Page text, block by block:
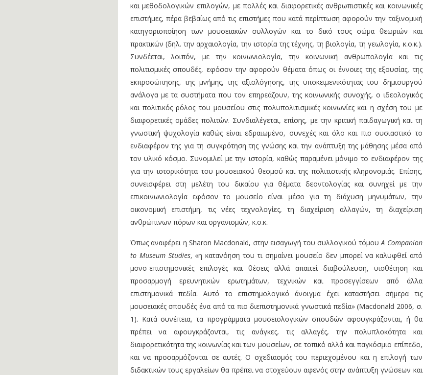
και μεθοδολογικών επιλογών, με πολλές και διαφορετικές ανθρωπιστικές και κοινωνικές
επιστήμες, πέρα βεβαίως από τις επιστήμες που κατά περίπτωση αφορούν την ταξινομική
κατηγοριοποίηση των μουσειακών συλλογών και το δικό τους σώμα θεωριών και
πρακτικών (δηλ. την αρχαιολογία, την ιστορία της τέχνης, τη βιολογία, τη γεωλογία, κ.ο.κ.).
Συνδέεται, λοιπόν, με την κοινωνιολογία, την κοινωνική ανθρωπολογία και τις
πολιτισμικές σπουδές, εφόσον την αφορούν θέματα όπως οι έννοιες της εξουσίας, της
εκπροσώπησης, της μνήμης, της αξιολόγησης, της υποκειμενικότητας του δημιουργού
ανάλογα με τα συστήματα που τον επηρεάζουν, της κοινωνικής συνοχής, ο ιδεολογικός
και πολιτικός ρόλος του μουσείου στις πολυπολιτισμικές κοινωνίες και η σχέση του με
διαφορετικές ομάδες πολιτών. Συνδιαλέγεται, επίσης, με την κριτική παιδαγωγική και τη
γνωστική ψυχολογία καθώς είναι εδραιωμένο, συνεχές και όλο και πιο ουσιαστικό το
ενδιαφέρον της για τη συγκρότηση της γνώσης και την ανάπτυξη της μάθησης μέσα από
τον υλικό κόσμο. Συνομιλεί με την ιστορία, καθώς παραμένει μόνιμο το ενδιαφέρον της
για την ιστορικότητα του μουσειακού θεσμού και της πολιτιστικής κληρονομιάς. Επίσης,
συνεισφέρει στη μελέτη του δικαίου για θέματα δεοντολογίας και συνηχεί με την
επικοινωνιολογία εφόσον το μουσείο είναι μέσο για τη διάχυση μηνυμάτων, την
οικονομική επιστήμη, τις νέες τεχνολογίες, τη διαχείριση αλλαγών, τη διαχείριση
ανθρώπινων πόρων και οργανισμών, κ.ο.κ.
Όπως αναφέρει η Sharon Macdonald, στην εισαγωγή του συλλογικού τόμουA Companion
to Museum Studies, «η κατανόηση του τι σημαίνει μουσείο δεν μπορεί να καλυφθεί από
μονο-επιστημονικές επιλογές και θέσεις αλλά απαιτεί διαβούλευση, υιοθέτηση και
προσαρμογή ερευνητικών ερωτημάτων, τεχνικών και προσεγγίσεων από άλλα
επιστημονικά πεδία. Αυτό το επιστημολογικό άνοιγμα έχει καταστήσει σήμερα τις
μουσειακές σπουδές ένα από τα πιο διεπιστημονικά γνωστικά πεδία» (Macdonald 2006, σ.
1). Κατά συνέπεια, τα προγράμματα μουσειολογικών σπουδών αφουγκράζονται, ή θα
πρέπει να αφουγκράζονται, τις ανάγκες, τις αλλαγές, την πολυπλοκότητα και
διαφορετικότητα της κοινωνίας και των μουσείων, σε τοπικό αλλά και παγκόσμιο επίπεδο,
και να προσαρμόζονται σε αυτές. Ο σχεδιασμός του περιεχομένου και η επιλογή των
διδακτικών τους εργαλείων θα πρέπει να στοχεύουν αφενός στην ανάπτυξη γνώσεων και